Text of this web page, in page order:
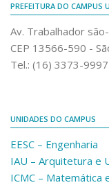
Creche e Pré-
Comunicação
Programas e
Terceira Idade
Pequeno
Campus
PREFEITURA DO CAMPUS
Av. Trabalhador
CEP 13566-590 -
Tel.: (16) 3373-9997
UNIDADES DO CAMPUS
EESC – Engenharia
IAU – Arquitetura e
ICMC – Matemática